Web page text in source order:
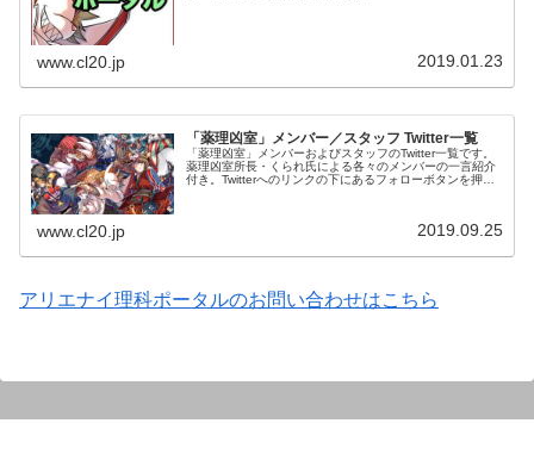
www.cl20.jp 2019.01.23
「薬理凶室」メンバー／スタッフ Twitter一覧
「薬理凶室」メンバーおよびスタッフのTwitter一覧です。
薬理凶室所長・くられ氏による各々のメンバーの一言紹介
付き。Twitterへのリンクの下にあるフォローボタンを押す
www.cl20.jp 2019.09.25
アリエナイ理科ポータルのお問い合わせはこちら